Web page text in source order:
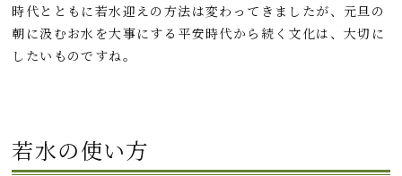
時代とともに若水迎えの方法は変わってきましたが、元旦の
朝に汲むお水を大事にする平安時代から続く文化は、大切に
したいものですね。
若水の使い方